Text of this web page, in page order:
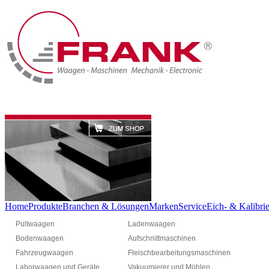
HomeProdukteBranchen & LösungenMarkenServiceEich- &
Pultwaagen
Bodenwaagen
Fahrzeugwaagen
Laborwaagen und Geräte
Ladenwaagen
Aufschnittmaschinen
Fleischbearbeitungsmaschinen
Vakuumierer und Mühlen